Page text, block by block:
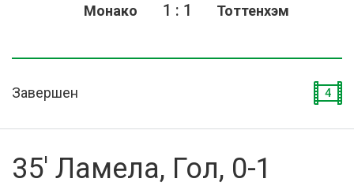
О сайте
Монако Тоттенхэм
1 : 1
Завершен 4
35' Ламела, Гол, 0-1